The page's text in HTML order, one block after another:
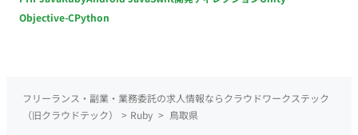
Objective-CPython
フリーランス・副業・業務委託の求人情報ならクラウドワークステック
（旧クラウドテック）
> Ruby > 鳥取県